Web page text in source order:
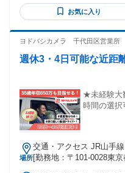
ォーム、クロス施工、塗
遇！ ◇Amazonやゆうパ
50代まで幅広く活躍中！ 深夜帯の勤務は18歳以上（労働基準
お気に入り
ヨドバシカメラ 千代田区営業所
週休3・4日可能な近距
★未経験大
時間の選択
場所
交通・アクセス JR山手線
[勤務地：〒101-0028東